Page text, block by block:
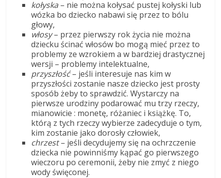
kołyska – nie można kołysać pustej kołyski lub
wózka bo dziecko nabawi się przez to bólu
głowy,
włosy– przez pierwszy rok życia nie można
dziecku ścinać włosów bo mogą mieć przez to
problemy ze wzrokiem a w bardziej drastycznej
wersji – problemy intelektualne,
przyszłość– jeśli interesuje nas kim w
przyszłości zostanie nasze dziecko jest prosty
sposób żeby to sprawdzić. Wystarczy na
pierwsze urodziny podarować mu trzy rzeczy,
mianowicie : monetę, różaniec i książkę. To,
którą z tych rzeczy wybierze zadecyduje o tym,
kim zostanie jako dorosły człowiek,
chrzest– jeśli decydujemy się na ochrzczenie
dziecka nie powinniśmy kąpać go pierwszego
wieczoru po ceremonii, żeby nie zmyć z niego
wody święconej.